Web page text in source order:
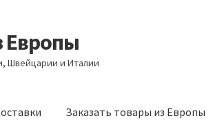
Европы
Швейцарии и Италии
Заказать товары из Европы